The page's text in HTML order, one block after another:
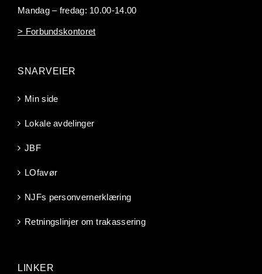
Mandag – fredag: 10.00-14.00
> Forbundskontoret
SNARVEIER
Min side
Lokale avdelinger
JBF
LOfavør
NJFs personvernerklæring
Retningslinjer om trakassering
LINKER